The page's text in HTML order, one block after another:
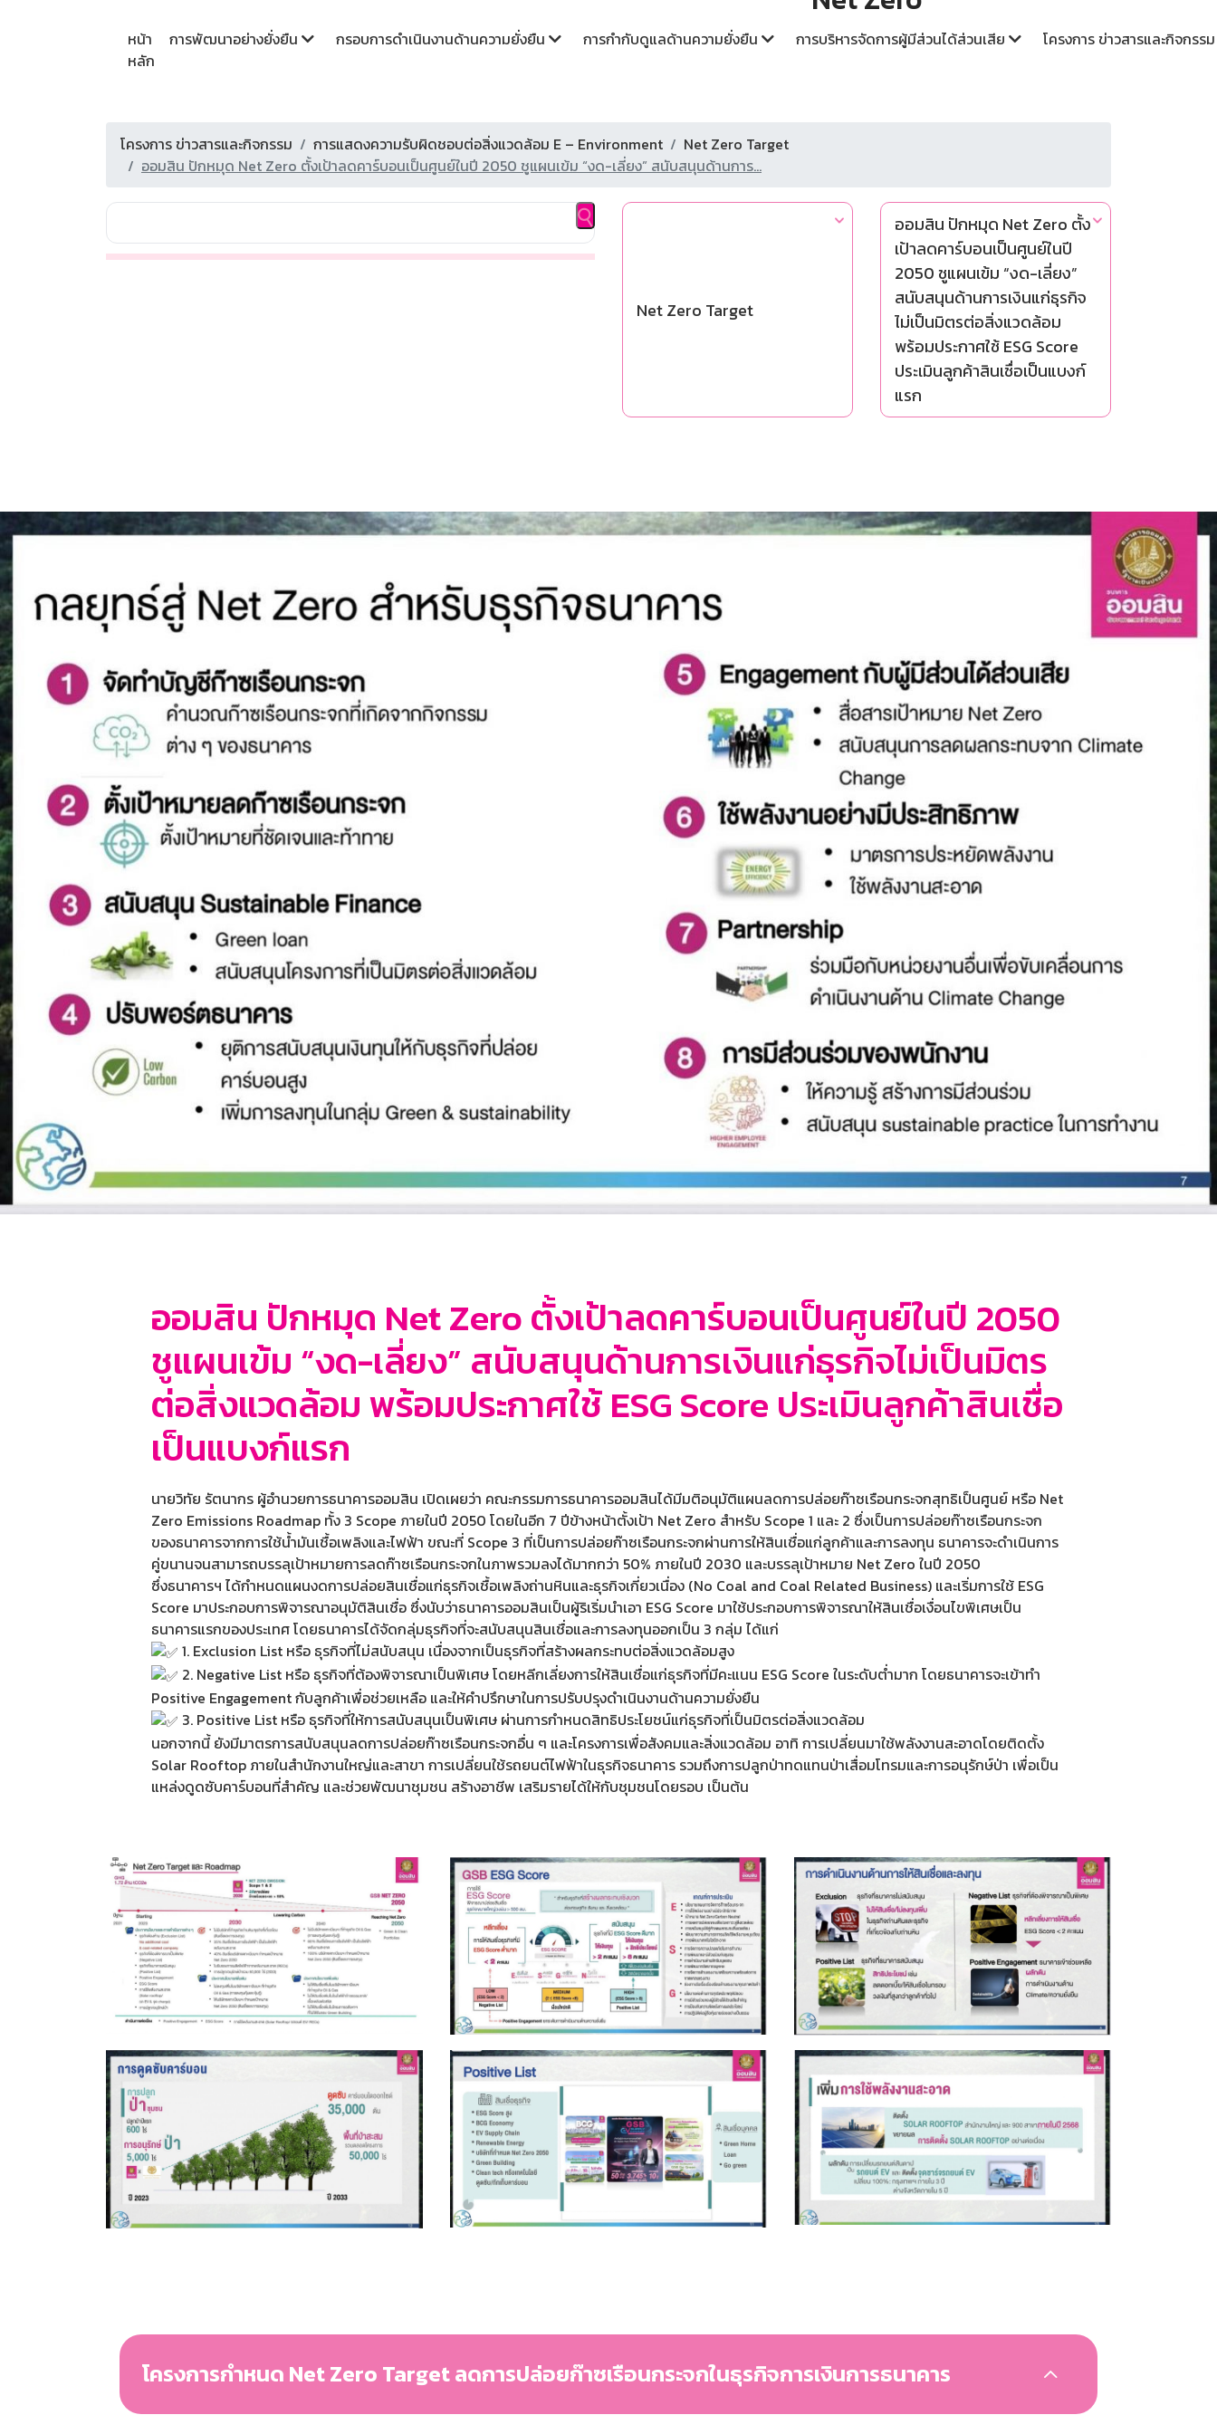
หน้า
หลัก
การพัฒนาอย่างยั่งยืน กรอบการดำเนินงานด้านความยั่งยืน การกำกับดูแลด้านความยั่งยืน การบริหารจัดการผู้มีส่วนได้ส่วนเสีย โครงการ ข่าวสารและกิจกรร
โครงการ ข่าวสารและกิจกรรม การแสดงความรับผิดชอบต่อสิ่งแวดล้อม E – Environment
Net Zero Target
ออมสิน ปักหมุด Net Zero ตั้งเป้าลดคาร์บอนเป็นศูนย์ในปี 2050 ชูแผนเข้ม “งด-เลี่ยง” สนับสนุนด้านการ...
Net Zero Target
ออมสิน ปักหมุด Net Zero ตั้ง
เป้าลดคาร์บอนเป็นศูนย์ในปี
2050 ชูแผนเข้ม “งด-เลี่ยง”
สนับสนุนด้านการเงินแก่ธุรกิจ
ไม่เป็นมิตรต่อสิ่งแวดล้อม
พร้อมประกาศใช้ ESG Score
ประเมินลูกค้าสินเชื่อเป็นแบงก์
แรก
ออมสิน ปักหมุด Net Zero ตั้งเป้าลดคาร์บอนเป็นศูนย์ในปี 2050
ชูแผนเข้ม “งด-เลี่ยง” สนับสนุนด้านการเงินแก่ธุรกิจไม่เป็นมิตร
ต่อสิ่งแวดล้อม พร้อมประกาศใช้ ESG Score ประเมินลูกค้าสินเชื่อ
เป็นแบงก์แรก
นายวิทัย รัตนากร ผู้อำนวยการธนาคารออมสิน เปิดเผยว่า คณะกรรมการธนาคารออมสินได้มีมติอนุมัติแผนลดการปล่อยก๊าซเรือนกระจกสุทธิเป็นศูนย์ หรือ Net
Zero Emissions Roadmap ทั้ง 3 Scope ภายในปี 2050 โดยในอีก 7 ปีข้างหน้าตั้งเป้า Net Zero สำหรับ Scope 1 และ 2 ซึ่งเป็นการปล่อยก๊าซเรือนกระจก
ของธนาคารจากการใช้น้ำมันเชื้อเพลิงและไฟฟ้า ขณะที่ Scope 3 ที่เป็นการปล่อยก๊าซเรือนกระจกผ่านการให้สินเชื่อแก่ลูกค้าและการลงทุน ธนาคารจะดำเนินการ
คู่ขนานจนสามารถบรรลุเป้าหมายการลดก๊าซเรือนกระจกในภาพรวมลงได้มากกว่า 50% ภายในปี 2030 และบรรลุเป้าหมาย Net Zero ในปี 2050
ซึ่งธนาคารฯ ได้กำหนดแผนงดการปล่อยสินเชื่อแก่ธุรกิจเชื้อเพลิงถ่านหินและธุรกิจเกี่ยวเนื่อง (No Coal and Coal Related Business) และเริ่มการใช้ ESG
Score มาประกอบการพิจารณาอนุมัติสินเชื่อ ซึ่งนับว่าธนาคารออมสินเป็นผู้ริเริ่มนำเอา ESG Score มาใช้ประกอบการพิจารณาให้สินเชื่อเงื่อนไขพิเศษเป็น
ธนาคารแรกของประเทศ โดยธนาคารได้จัดกลุ่มธุรกิจที่จะสนับสนุนสินเชื่อและการลงทุนออกเป็น 3 กลุ่ม ได้แก่
1. Exclusion List หรือ ธุรกิจที่ไม่สนับสนุน เนื่องจากเป็นธุรกิจที่สร้างผลกระทบต่อสิ่งแวดล้อมสูง
2. Negative List หรือ ธุรกิจที่ต้องพิจารณาเป็นพิเศษ โดยหลีกเลี่ยงการให้สินเชื่อแก่ธุรกิจที่มีคะแนน ESG Score ในระดับต่ำมาก โดยธนาคารจะเข้าทำ
Positive Engagement กับลูกค้าเพื่อช่วยเหลือ และให้คำปรึกษาในการปรับปรุงดำเนินงานด้านความยั่งยืน
3. Positive List หรือ ธุรกิจที่ให้การสนับสนุนเป็นพิเศษ ผ่านการกำหนดสิทธิประโยชน์แก่ธุรกิจที่เป็นมิตรต่อสิ่งแวดล้อม
นอกจากนี้ ยังมีมาตรการสนับสนุนลดการปล่อยก๊าซเรือนกระจกอื่น ๆ และโครงการเพื่อสังคมและสิ่งแวดล้อม อาทิ การเปลี่ยนมาใช้พลังงานสะอาดโดยติดตั้ง
Solar Rooftop ภายในสำนักงานใหญ่และสาขา การเปลี่ยนใช้รถยนต์ไฟฟ้าในธุรกิจธนาคาร รวมถึงการปลูกป่าทดแทนป่าเสื่อมโทรมและการอนุรักษ์ป่า เพื่อเป็น
แหล่งดูดซับคาร์บอนที่สำคัญ และช่วยพัฒนาชุมชน สร้างอาชีพ เสริมรายได้ให้กับชุมชนโดยรอบ เป็นต้น
โครงการกำหนด Net Zero Target ลดการปล่อยก๊าซเรือนกระจกในธุรกิจการเงินการธนาคาร